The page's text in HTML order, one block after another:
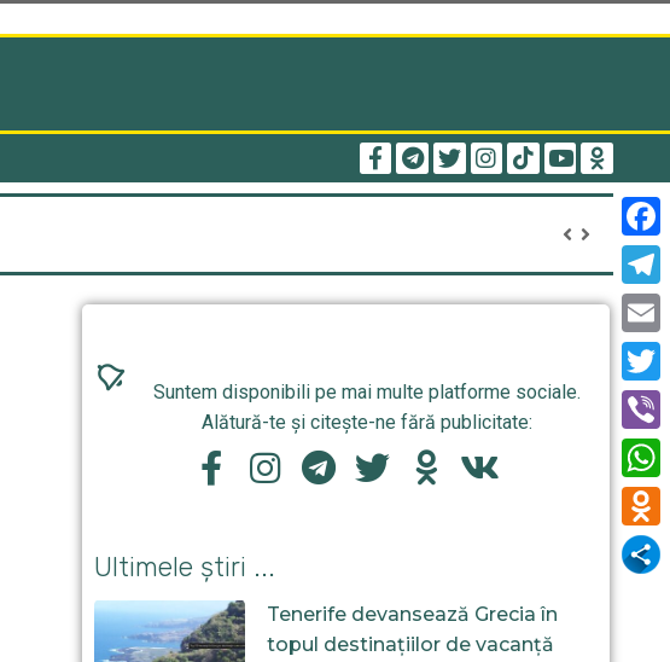
Suntem disponibili pe mai multe platforme sociale.
Alătură-te și citește-ne fără publicitate:
Ultimele știri ...
Tenerife devansează Grecia în
topul destinațiilor de vacanță
Email
Viber